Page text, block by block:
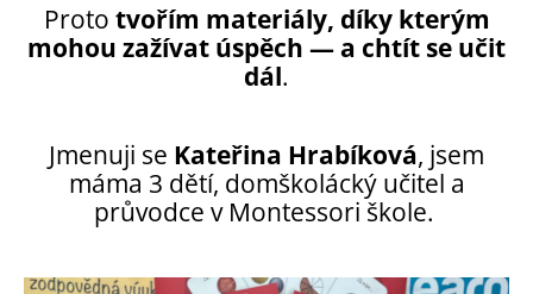
Proto tvořím materiály, díky kterým
mohou zažívat úspěch — a chtít se učit
dál.
Jmenuji se Kateřina Hrabíková, jsem
máma 3 dětí, domškolácký učitel a
průvodce v Montessori škole.